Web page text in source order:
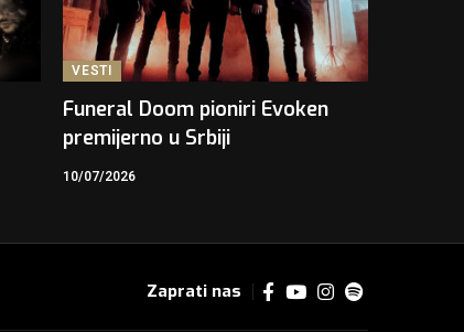
VESTI
Funeral Doom pioniri Evoken
premijerno u Srbiji
10/07/2026
Zaprati nas